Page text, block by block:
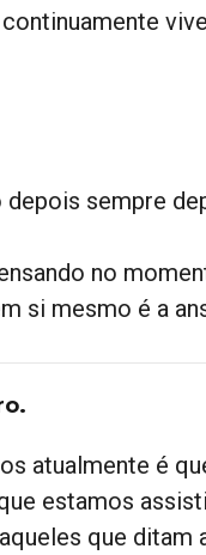
sempre
no
si mesmo é a
atualmente é
estamos
que ditam